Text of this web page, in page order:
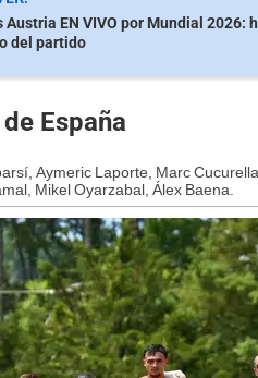
Austria EN VIVO por Mundial 2026:
del partido
España
Aymeric Laporte, Marc
Mikel Oyarzabal, Álex Baena.